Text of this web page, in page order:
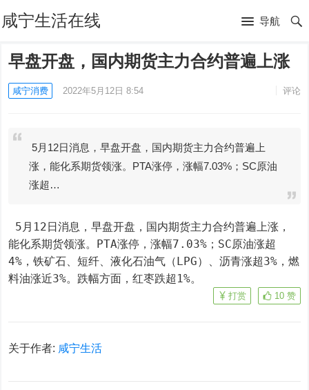
咸宁生活在线 导航
早盘开盘，国内期货主力合约普遍上涨
咸宁消费 2022年5月12日 8:54 评论
5月12日消息，早盘开盘，国内期货主力合约普遍上
涨，能化系期货领涨。PTA涨停，涨幅7.03%；SC原油
涨超…
5月12日消息，早盘开盘，国内期货主力合约普遍上涨，
能化系期货领涨。PTA涨停，涨幅7.03%；SC原油涨超
4%，铁矿石、短纤、液化石油气（LPG）、沥青涨超3%，燃
料油涨近3%。跌幅方面，红枣跌超1%。
10 赞
打赏
关于作者: 咸宁生活